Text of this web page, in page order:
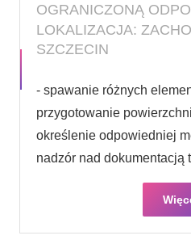
OGRANICZONĄ
LOKALIZACJA:
SZCZECIN
- spawanie różnych
przygotowanie
określenie odpowiedniej
nadzór nad dokumentacją